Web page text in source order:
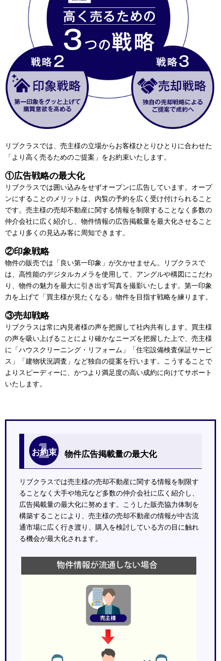
リブクラスでは、売主様の立場からお客様ひとりひとりに合わせた
「より高く売るためのご提案」をお約束いたします。
①広告戦略の最大化
リブクラスでは囲い込みをせずオープンに広告しています。オープ
ンにすることのメリットは、内覧の予約を広く受け付けられること
です。売主様の売却不動産に関する情報を制限することなく多数の
仲介会社に広く紹介し、物件情報の広告掲載量を最大化させること
でより多くの見込み客に周知できます。
②印象戦略
物件の販売では「良い第一印象」が欠かせません。リブクラスで
は、高性能のデジタルカメラを使用して、アングルや構図にこだわ
り、物件の魅力を最大に引き出す写真を撮影いたします。第一印象
力を上げて「買主様が見たくなる」物件を目指す戦略を練ります。
③売却戦略
リブクラスは常に内見者様の声を把握して社内共有します。買主様
の声を吸い上げることにより確かなニーズを把握した上で、売主様
に「ハウスクリーニング・リフォーム」「住宅設備検査保証サービ
ス」「建物状況調査」など独自の提案を行います。こうすることで
よりスピーディーに、かつより満足度の高い成約に向けてサポート
いたします。
お約束
1 物件広告掲載量の最大化
リブクラスでは売主様の売却不動産に関する情報を制限す
ることなく大手や地元など多数の仲介会社に広く紹介し、
広告掲載量の最大化に努めます。こうした販売協力体制を
構築することにより、売主様の売却不動産の情報が中古流
通市場に広く行き渡り、購入を検討している方の目に触れ
る機会が最大化されます。